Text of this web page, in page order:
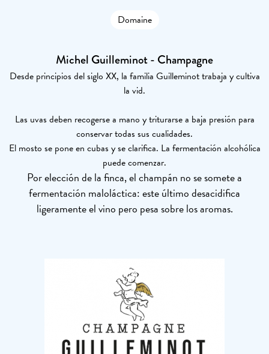
Domaine
Michel Guilleminot - Champagne
Desde principios del siglo XX, la familia Guilleminot trabaja y cultiva
la vid.
Las uvas deben recogerse a mano y triturarse a baja presión para
conservar todas sus cualidades.
El mosto se pone en cubas y se clarifica. La fermentación alcohólica
puede comenzar.
Por elección de la finca, el champán no se somete a
fermentación maloláctica: este último desacidifica
ligeramente el vino pero pesa sobre los aromas.